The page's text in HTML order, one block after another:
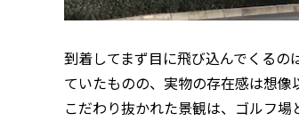
到着してまず目に飛び込んでくる
ていたものの、実物の存在感は想
こだわり抜かれた景観は、ゴルフ場